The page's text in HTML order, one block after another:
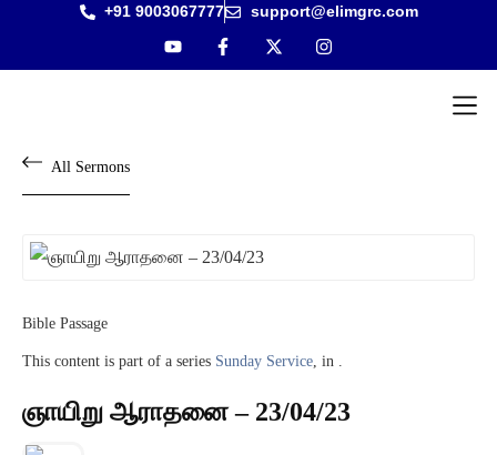
+91 9003067777 support@elimgrc.com
All Sermons
Bible Passage
This content is part of a series Sunday Service , in .
ஞாயிறு ஆராதனை – 23/04/23